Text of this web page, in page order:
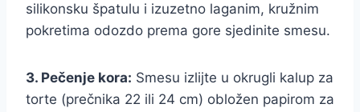
silikonsku špatulu i izuzetno laganim, kružnim
pokretima odozdo prema gore sjedinite smesu.
3. Pečenje kora: Smesu izlijte u okrugli kalup za
torte (prečnika 22 ili 24 cm) obložen papirom za